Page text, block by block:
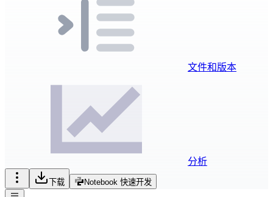
文件和版本
分析
下载 Notebook 快速开发